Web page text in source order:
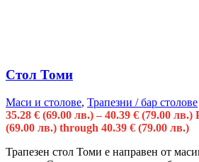
Стол Томи
Маси и столове, Трапезни / бар столове
35.28 € (69.00 лв.) – 40.39 € (79.00 лв.)
(69.00 лв.) through 40.39 € (79.00 лв.)
Трапезен стол Томи е направен от